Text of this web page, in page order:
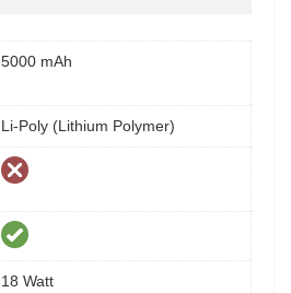
5000 mAh
Li-Poly (Lithium Polymer)
18 Watt